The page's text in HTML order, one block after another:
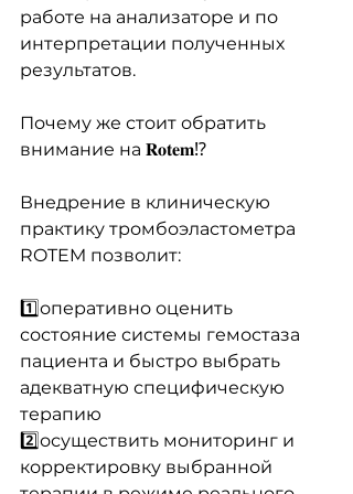
работе на анализаторе и по
интерпретации полученных
результатов.
Почему же стоит обратить
внимание на 𝐑𝐨𝐭𝐞𝐦⁉️
Внедрение в клиническую
практику тромбоэластометра
ROTEM позволит:
1️⃣оперативно оценить
состояние системы гемостаза
пациента и быстро выбрать
адекватную специфическую
терапию
2️⃣осуществить мониторинг и
корректировку выбранной